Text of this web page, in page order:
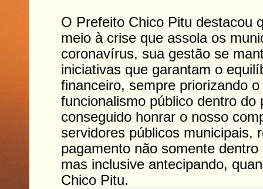
O Prefeito Chico Pitu destacou
meio à crise que assola os
coronavírus, sua gestão se
iniciativas que garantam o
financeiro, sempre priorizando
funcionalismo público dentro do
conseguido honrar o nosso
servidores públicos municipais,
pagamento não somente
mas inclusive antecipando,
Chico Pitu.